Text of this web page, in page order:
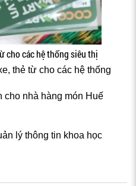
cho các hệ thống siêu thị
thẻ từ cho các hệ thống
cho nhà hàng món Huế
lý thông tin khoa học